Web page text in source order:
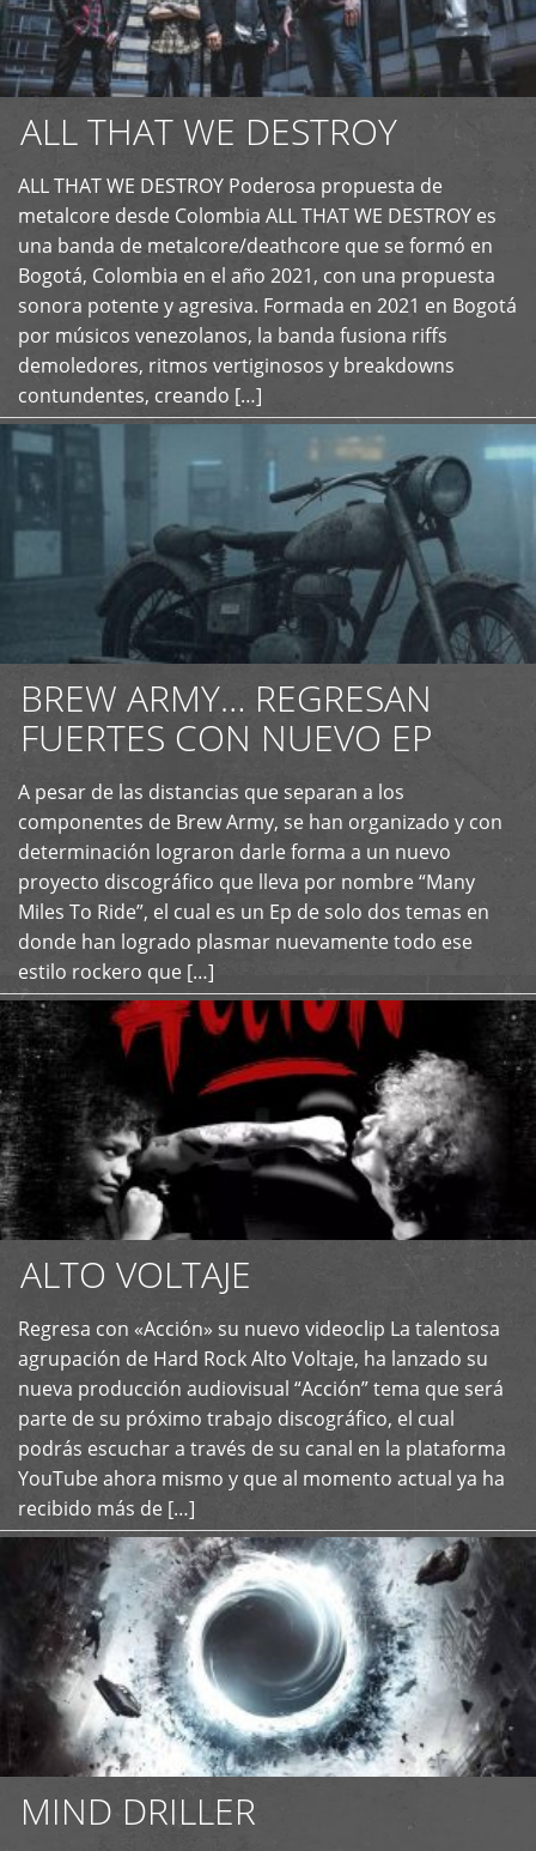
ALL THAT WE DESTROY
ALL THAT WE DESTROY Poderosa propuesta de
metalcore desde Colombia ALL THAT WE DESTROY es
una banda de metalcore/deathcore que se formó en
Bogotá, Colombia en el año 2021, con una propuesta
sonora potente y agresiva. Formada en 2021 en Bogotá
por músicos venezolanos, la banda fusiona riffs
demoledores, ritmos vertiginosos y breakdowns
contundentes, creando […]
+
BREW ARMY… REGRESAN
FUERTES CON NUEVO EP
A pesar de las distancias que separan a los
componentes de Brew Army, se han organizado y con
determinación lograron darle forma a un nuevo
proyecto discográfico que lleva por nombre “Many
Miles To Ride”, el cual es un Ep de solo dos temas en
donde han logrado plasmar nuevamente todo ese
estilo rockero que […]
+
ALTO VOLTAJE
Regresa con «Acción» su nuevo videoclip La talentosa
agrupación de Hard Rock Alto Voltaje, ha lanzado su
nueva producción audiovisual “Acción” tema que será
parte de su próximo trabajo discográfico, el cual
podrás escuchar a través de su canal en la plataforma
YouTube ahora mismo y que al momento actual ya ha
recibido más de […]
+
MIND DRILLER